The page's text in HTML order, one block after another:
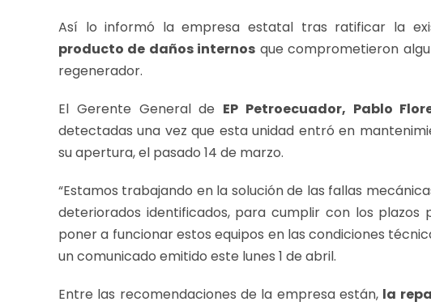
Así lo informó la empresa estatal tras ratificar la
producto de daños internos que comprometieron
regenerador.
El Gerente General de EP Petroecuador, Pablo
detectadas una vez que esta unidad entró en
su apertura, el pasado 14 de marzo.
“Estamos trabajando en la solución de las fallas
deteriorados identificados, para cumplir con los plazos
poner a funcionar estos equipos en las condiciones
un comunicado emitido este lunes 1 de abril.
Entre las recomendaciones de la empresa están, la